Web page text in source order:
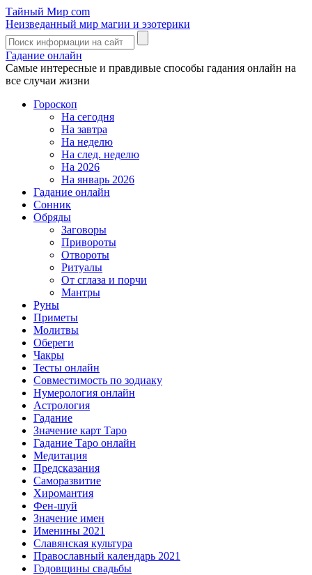
Тайный Мир com
Неизведанный мир магии и эзотерики
Гадание онлайн
Самые интересные и правдивые способы гадания онлайн на
все случаи жизни
Гороскоп
На сегодня
На завтра
На неделю
На след. неделю
На 2026
На январь 2026
Гадание онлайн
Сонник
Обряды
Заговоры
Привороты
Отвороты
Ритуалы
От сглаза и порчи
Мантры
Руны
Приметы
Молитвы
Обереги
Чакры
Тесты онлайн
Совместимость по зодиаку
Нумерология онлайн
Астрология
Гадание
Значение карт Таро
Гадание Таро онлайн
Медитация
Предсказания
Саморазвитие
Хиромантия
Фен-шуй
Значение имен
Именины 2021
Славянская культура
Православный календарь 2021
Годовщины свадьбы